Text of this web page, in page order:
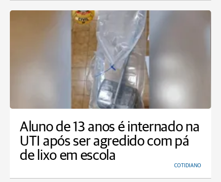
Aluno de 13 anos é internado na
UTI após ser agredido com pá
de lixo em escola
COTIDIANO